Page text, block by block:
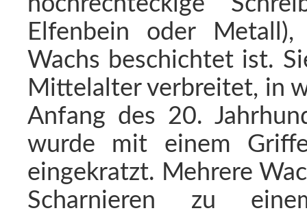
Elfenbein oder
Wachs beschichtet ist.
Mittelalter verbreitet, in
Anfang des 20.
wurde mit einem
eingekratzt. Mehrere
Scharnieren zu